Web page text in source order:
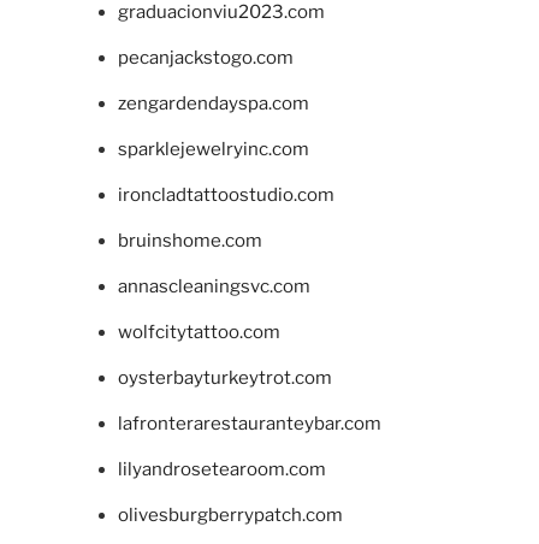
graduacionviu2023.com
pecanjackstogo.com
zengardendayspa.com
sparklejewelryinc.com
ironcladtattoostudio.com
bruinshome.com
annascleaningsvc.com
wolfcitytattoo.com
oysterbayturkeytrot.com
lafronterarestauranteybar.com
lilyandrosetearoom.com
olivesburgberrypatch.com